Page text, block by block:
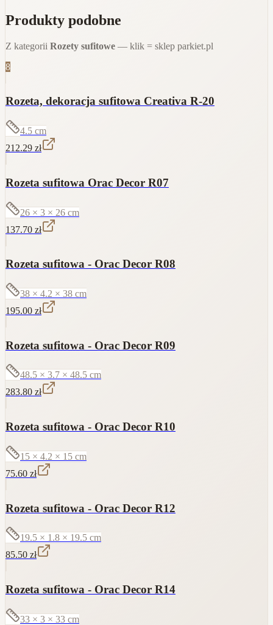
Produkty podobne
Z kategorii Rozety sufitowe — klik = sklep parkiet.pl
8
Rozeta, dekoracja sufitowa Creativa R-20
4.5 cm
212.29 zł
Rozeta sufitowa Orac Decor R07
26 × 3 × 26 cm
137.70 zł
Rozeta sufitowa - Orac Decor R08
38 × 4.2 × 38 cm
195.00 zł
Rozeta sufitowa - Orac Decor R09
48.5 × 3.7 × 48.5 cm
283.80 zł
Rozeta sufitowa - Orac Decor R10
15 × 4.2 × 15 cm
75.60 zł
Rozeta sufitowa - Orac Decor R12
19.5 × 1.8 × 19.5 cm
85.50 zł
Rozeta sufitowa - Orac Decor R14
33 × 3 × 33 cm